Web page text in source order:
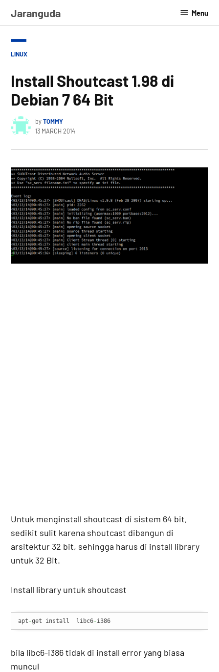
Jaranguda Menu
POSTED
LINUX
Install Shoutcast 1.98 di
Debian 7 64 Bit
byTOMMY
13 MARCH 2014
Untuk menginstall shoutcast di sistem 64 bit,
sedikit sulit karena shoutcast dibangun di
arsitektur 32 bit, sehingga harus di install library
untuk 32 Bit.
Install library untuk shoutcast
apt -get install  libc6-i386
bila libc6-i386 tidak di install error yang biasa
muncul